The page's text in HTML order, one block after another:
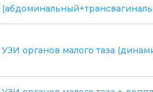
УЗИ органов малого таза